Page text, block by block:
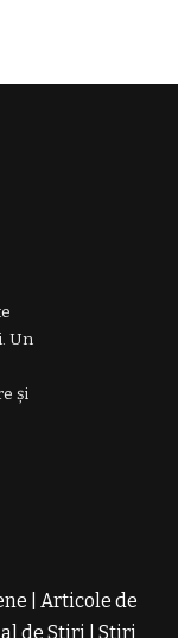
Un
și
Articole de
de Stiri Stiri